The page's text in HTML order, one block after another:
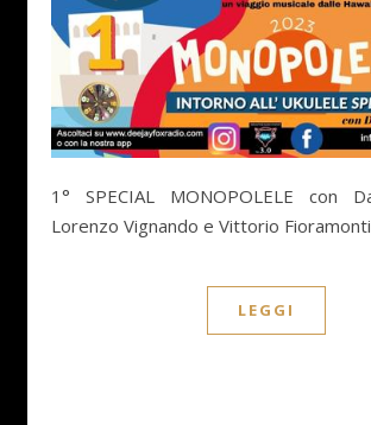
1° SPECIAL MONOPOLELE con Danilo Vignola,
Lorenzo Vignando e Vittorio Fioramonti
LEGGI